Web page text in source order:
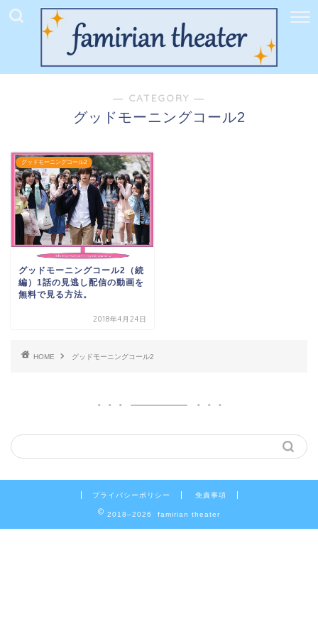
― CATEGORY ―
グッドモーニングコール2
グッドモーニングコール2
グッドモーニングコール2（続
編）1話の見逃し配信の動画を
無料で見る方法。
2018年4月24日
HOME グッドモーニングコール2
プライバシーポリシー 免責事項
2018–2026 famirian theater